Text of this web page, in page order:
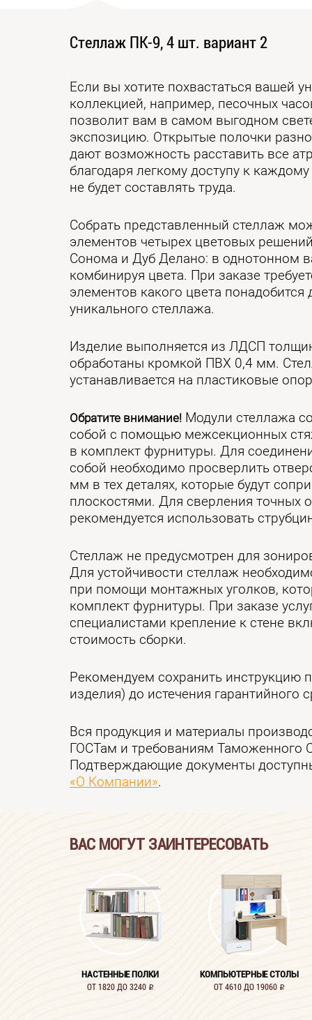
Стеллаж ПК-9, 4 шт. вариант 2
Если вы хотите похвастаться вашей
коллекцией, например, песочных
позволит вам в самом выгодном
экспозицию. Открытые полочки
дают возможность расставить все
благодаря легкому доступу к
не будет составлять труда.
Собрать представленный стеллаж
элементов четырех цветовых
Сонома и Дуб Делано: в однотонном
комбинируя цвета. При заказе
элементов какого цвета понадобится
уникального стеллажа.
Изделие выполняется из ЛДСП
обработаны кромкой ПВХ 0,4 мм.
устанавливается на пластиковые
Обратите внимание! Модули стеллажа
собой с помощью межсекционных
в комплект фурнитуры. Для
собой необходимо просверлить
мм в тех деталях, которые будут
плоскостями. Для сверления точных
рекомендуется использовать
Стеллаж не предусмотрен для
Для устойчивости стеллаж
при помощи монтажных уголков,
комплект фурнитуры. При заказе
специалистами крепление к стене
стоимость сборки.
Рекомендуем сохранить инструкцию
изделия) до истечения гарантийного
Вся продукция и материалы
ГОСТам и требованиям Таможенного
Подтверждающие документы
«О Компании».
ВАС МОГУТ ЗАИНТЕРЕСОВАТЬ
НАСТЕННЫЕ ПОЛКИ
ОТ 1820 ДО 3240 i
КОМПЬЮТЕРНЫЕ СТОЛЫ
ОТ 4610 ДО 19060 i